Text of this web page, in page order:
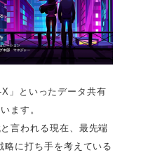
」といったデータ共有
ます。
言われる現在、最先端
略に打ち手を考えている